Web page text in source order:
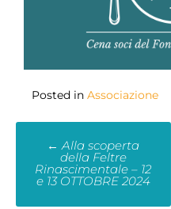
Posted in Associazione
← Alla scoperta
della Feltre
Rinascimentale – 12
e 13 OTTOBRE 2024